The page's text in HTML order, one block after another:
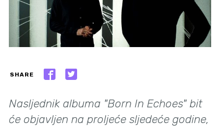
SHARE
Nasljednik albuma "Born In Echoes" bit
će objavljen na proljeće sljedeće godine,